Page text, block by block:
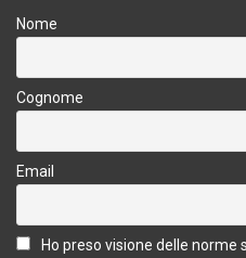
Nome
Cognome
Email
Ho preso visione delle norme